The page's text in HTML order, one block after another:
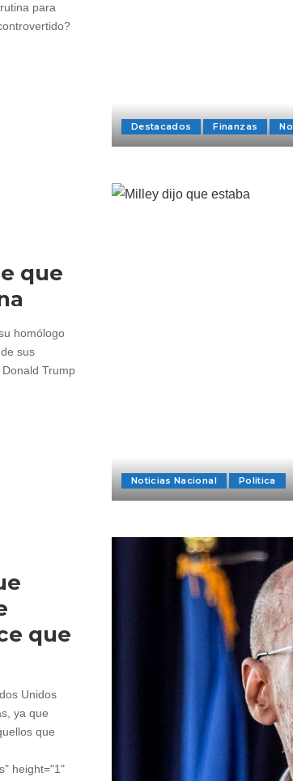
Destacados Finanzas
para
Noticias Nacional Politica
que
homólogo
sus
Trump
que
Unidos
ya que
que
height="1"